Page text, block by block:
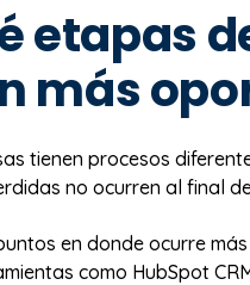
etapas
más
tienen procesos
no ocurren al final
en donde ocurre
como HubSpot